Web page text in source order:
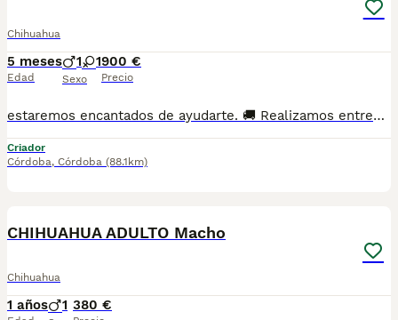
Chihuahua
5 meses
Edad
1 1
Sexo
900 €
Precio
estaremos encantados de ayudarte. 🚚 Realizamos entregas en toda España, con especial frecuencia en **Andalucía**: Sevilla, Málaga, Cádiz, Córdoba, Granada, Jaén, Huelva y Almería. También entregamos habitualmente en Marbella, Jerez de la Frontera, Estepona, Fuengirola, Benalmádena, Mijas, Dos Hermanas y cualquier punto de España. **Entrega 100% a contrarreembolso.** No tendrás que adelantar el importe del cachorro. Lo recibirás en la puerta de tu casa mediante transporte especializado y podrás comprobar que todo está correcto antes de realizar el pago. Nuestros cachorros se entregan: ✅ Vacunados y desparasitados según su edad. ✅ Con microchip, cartilla veterinaria y documentación al día. ✅ Revisados veterinariamente antes de salir de nuestras instalaciones. ✅ Procedentes de excelentes líneas, seleccionadas por salud, carácter y morfología. ✅ Perfectamente socializados y acostumbrados al contacto diario con personas. ✅ Iniciados en el aprendizaje para hacer sus necesidades sobre empapador, facilitando su adaptación al nuevo hogar. ✅ Con asesoramiento personalizado antes y después de la entrega. Nuestro objetivo no es vender un cachorro más. Queremos que cada familia reciba un compañero sano, equilibrado y criado con el máximo cuidado desde el primer día. 📩 Si deseas fotografías, vídeos o más información, escríbenos por privado. Estaremos encantados de ayudarte a encontrar el compañero perfecto670864332 . . .
Criador
Córdoba, Córdoba (88.1km)
CHIHUAHUA ADULTO Macho
Chihuahua
1 años 1 380 €